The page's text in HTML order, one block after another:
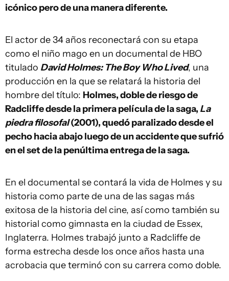
icónico pero de una manera diferente.
El actor de 34 años reconectará con su etapa
como el niño mago en un documental de HBO
titulado David Holmes: The Boy Who Lived, una
producción en la que se relatará la historia del
hombre del título: Holmes, doble de riesgo de
Radcliffe desde la primera película de la saga, La
piedra filosofal(2001), quedó paralizado desde el
pecho hacia abajo luego de un accidente que sufrió
en el set de la penúltima entrega de la saga.
En el documental se contará la vida de Holmes y su
historia como parte de una de las sagas más
exitosa de la historia del cine, así como también su
historial como gimnasta en la ciudad de Essex,
Inglaterra. Holmes trabajó junto a Radcliffe de
forma estrecha desde los once años hasta una
acrobacia que terminó con su carrera como doble.